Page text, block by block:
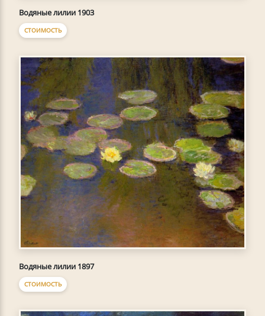
Водяные лилии 1903
СТОИМОСТЬ
Водяные лилии 1897
СТОИМОСТЬ